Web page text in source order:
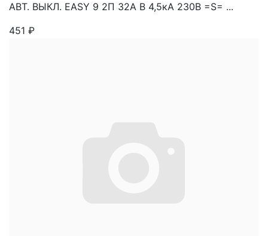
АВТ. ВЫКЛ. EASY 9 2П 32A B 4,5кА 230В =S= ...
451 ₽